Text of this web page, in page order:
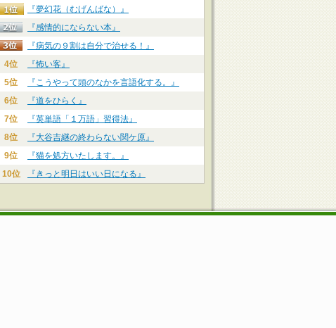
『夢幻花（むげんばな）』
『感情的にならない本』
『病気の９割は自分で治せる！』
4位
『怖い客』
5位
『こうやって頭のなかを言語化する。』
6位
『道をひらく』
7位
『英単語「１万語」習得法』
8位
『大谷吉継の終わらない関ケ原』
9位
『猫を処方いたします。』
10位
『きっと明日はいい日になる』